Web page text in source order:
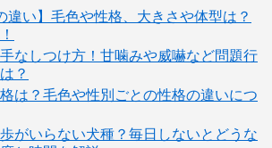
違い】毛色や性格、大きさや体型は？
なしつけ方！甘噛みや威嚇など問題行
？
は？毛色や性別ごとの性格の違いにつ
がいらない犬種？毎日しないとどうな